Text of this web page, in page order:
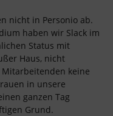
nicht in Personio ab.
haben wir Slack im
Status mit
Haus, nicht
keine
in unsere
ganzen Tag
Grund.